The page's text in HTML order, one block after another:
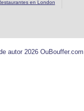
en London
autor 2026